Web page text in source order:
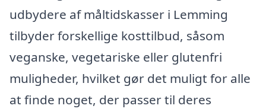
udbydere af måltidskasser i Lemming
tilbyder forskellige kosttilbud, såsom
veganske, vegetariske eller glutenfri
muligheder, hvilket gør det muligt for alle
at finde noget, der passer til deres